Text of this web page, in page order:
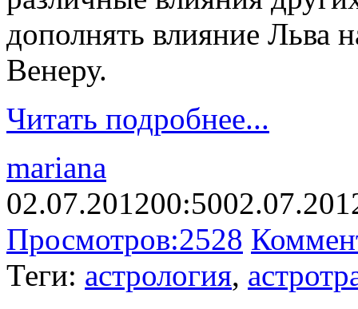
дополнять влияние Льва
Венеру.
Читать подробнее...
mariana
02.07.201200:50
Просмотров:2528
Теги: астрология,